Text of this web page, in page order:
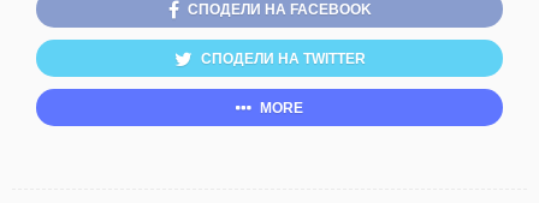
СПОДЕЛИ НА FACEBOOK
СПОДЕЛИ НА TWITTER
MORE